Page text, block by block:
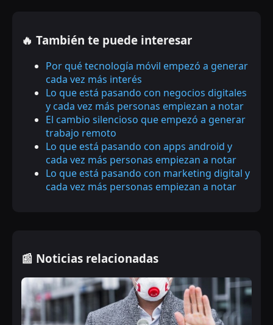
🔥 También te puede interesar
Por qué tecnología móvil empezó a generar
cada vez más interés
Lo que está pasando con negocios digitales
y cada vez más personas empiezan a notar
El cambio silencioso que empezó a generar
trabajo remoto
Lo que está pasando con apps android y
cada vez más personas empiezan a notar
Lo que está pasando con marketing digital y
cada vez más personas empiezan a notar
📰 Noticias relacionadas